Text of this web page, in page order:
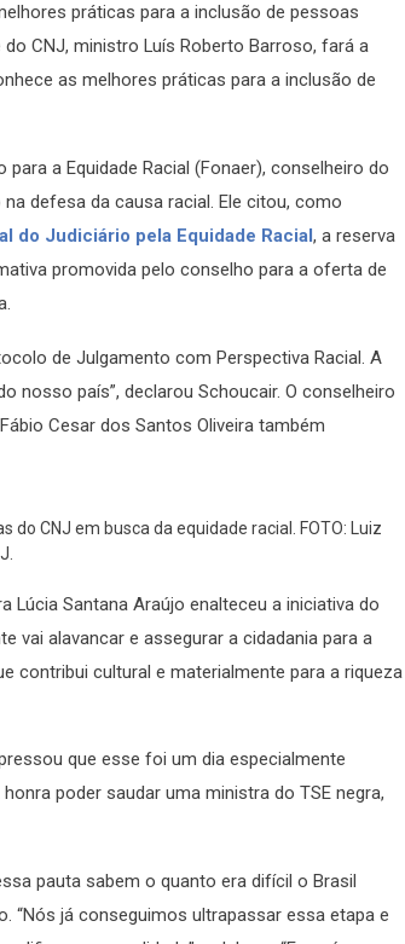
práticas para a inclusão de pessoas
CNJ, ministro Luís Roberto Barroso, fará a
as melhores práticas para a inclusão de
a Equidade Racial (Fonaer), conselheiro do
defesa da causa racial. Ele citou, como
do Judiciário pela Equidade Racial, a reserva
promovida pelo conselho para a oferta de
de Julgamento com Perspectiva Racial. A
nosso país”, declarou Schoucair. O conselheiro
Cesar dos Santos Oliveira também
CNJ em busca da equidade racial. FOTO: Luiz
Lúcia Santana Araújo enalteceu a iniciativa do
vai alavancar e assegurar a cidadania para a
contribui cultural e materialmente para a riqueza
que esse foi um dia especialmente
poder saudar uma ministra do TSE negra,
pauta sabem o quanto era difícil o Brasil
“Nós já conseguimos ultrapassar essa etapa e